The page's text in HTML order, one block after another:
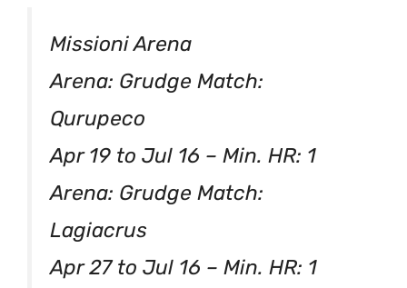
Missioni Arena
Arena: Grudge Match:
Qurupeco
Apr 19 to Jul 16 – Min. HR: 1
Arena: Grudge Match:
Lagiacrus
Apr 27 to Jul 16 – Min. HR: 1